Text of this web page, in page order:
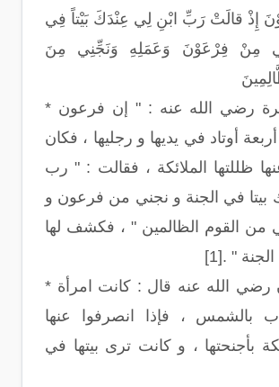
إِذْ قالَتْ رَبِّ ابْنِ لِي عِنْدَكَ بَيْتاً فِي
مِنْ فِرْعَوْنَ وَعَمَلِهِ وَنَجِّنِي مِنَ
* قال أبو هريرة رضي الله عنه : " إن فرعون
أربعة أوتاد في يديها و رجليها ، فكان
ظللتها الملائكة ، فقالت : " رب
بيتا في الجنة و نجني من فرعون و
من القوم الظالمين " ، فكشف لها
" .[1]
* وعن سلمان رضي الله عنه قال : كانت امرأة
بالشمس ، فإذا انصرفوا عنها
بأجنحتها ، و كانت ترى بيتها في